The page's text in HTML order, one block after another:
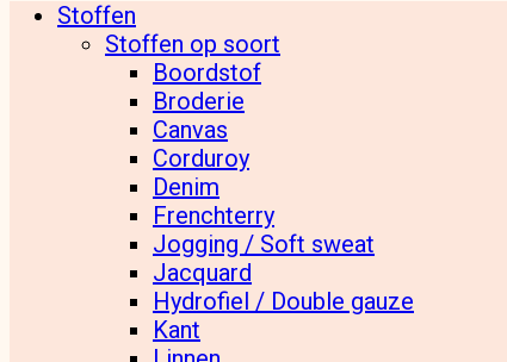
Stoffen
Stoffen op soort
Boordstof
Broderie
Canvas
Corduroy
Denim
Frenchterry
Jogging / Soft sweat
Jacquard
Hydrofiel / Double gauze
Kant